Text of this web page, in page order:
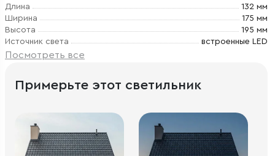
Длина
132 мм
Ширина
175 мм
Высота
195 мм
Источник света
встроенные LED
Посмотреть все
Примерьте этот светильник